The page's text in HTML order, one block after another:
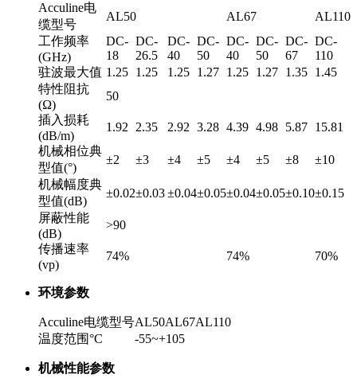
Acculine电
缆型号
AL50 AL67
AL110
工作频率
(GHz)
DC-
18
DC-
26.5
DC-
40
DC-
50
DC-
40
DC-
50
DC-
67
DC-
110
驻波最大值 1.25 1.25 1.25 1.27 1.25 1.27 1.35 1.45
特性阻抗
(Ω)
50
插入损耗
(dB/m)
1.92 2.35 2.92 3.28 4.39 4.98 5.87 15.81
机械相位典
型值(°)
±2 ±3 ±4 ±5 ±4 ±5 ±8
±10
机械幅度典
型值(dB)
±0.02±0.03±0.04±0.05±0.04±0.05±0.10±0.15
屏蔽性能
(dB)
>90
传播速率
(vp)
74% 74% 70%
环境参数
Acculine电缆型号AL50AL67AL110
温度范围°C
-55~+105
机械性能参数